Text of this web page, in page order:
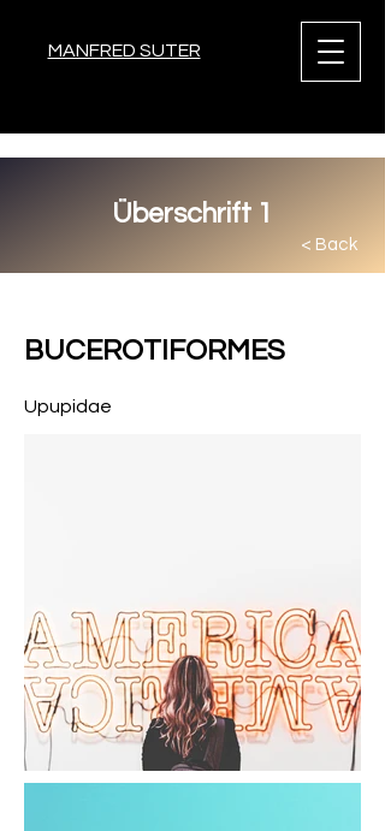
MANFRED SUTER
Überschrift 1
< Back
BUCEROTIFORMES
Upupidae